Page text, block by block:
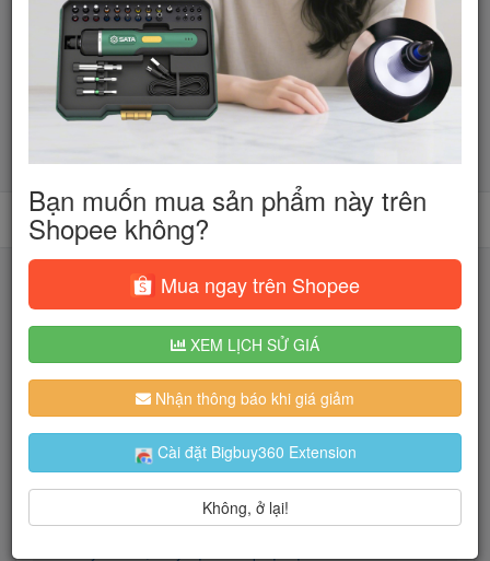
Tìm kiếm
Người dùng đang quan tâm đến 🔥...
Trang chủ
Dụng cụ
Bạn muốn mua sản phẩm này trên
Shopee không?
Mua ngay trên Shopee
XEM LỊCH SỬ GIÁ
Nhận thông báo khi giá giảm
Cài đặt Bigbuy360 Extension
Không, ở lại!